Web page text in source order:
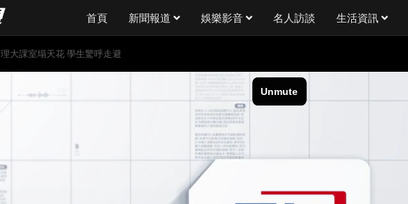
首頁 新聞報道 娛樂影音 名人訪談 生活資訊
理大課室塌天花 學生驚呼走避